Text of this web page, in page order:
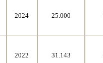
2024 25.000
2022 31.143